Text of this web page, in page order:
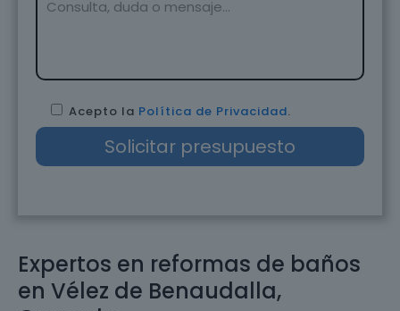
Expertos en reformas de baños
en Vélez de Benaudalla,
Acepto la Política de Privacidad.